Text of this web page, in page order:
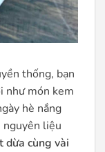
thống, bạn
như món kem
hè nắng
nguyên liệu
dừa cùng vài